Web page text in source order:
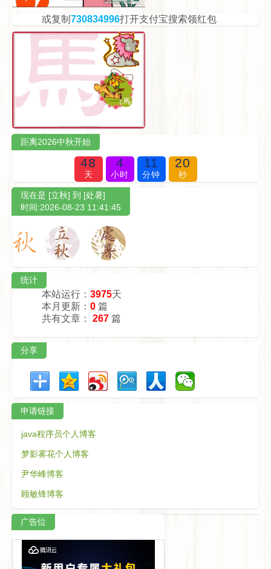
或复制 730834996打开支付宝搜索领红包
距离2026中秋开始
48
天
4
小时
11
分钟
19
秒
现在是 [立秋] 到 [处暑]
时间:2026-08-23 11:41:45
统计
本站运行： 3975天
本月更新： 0篇
共有文章： 267篇
分享
申请链接
java程序员个人博客
梦影雾花个人博客
尹华峰博客
顾敏锋博客
广告位